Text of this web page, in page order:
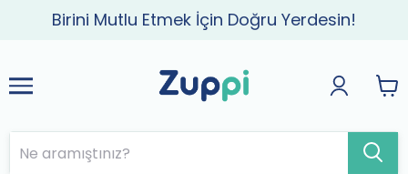
Birini Mutlu Etmek İçin Doğru Yerdesin!